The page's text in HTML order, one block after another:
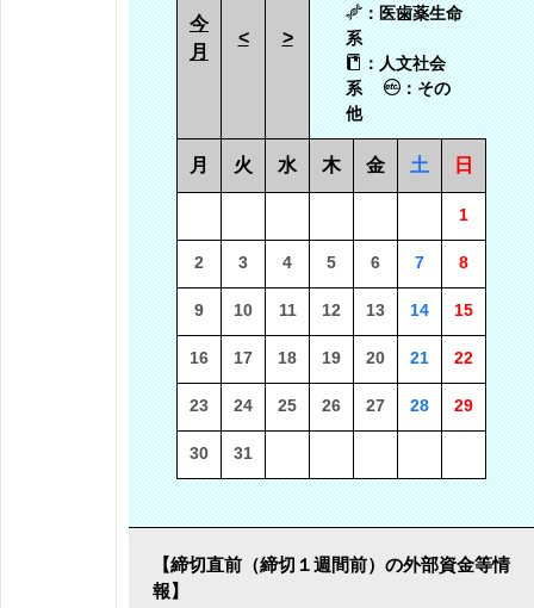
今
月
< >
：医歯薬生命
系
：人文社会
系
：その
他
月 火 水 木 金 土 日
1
2 3 4 5 6 7 8
9 10 11 12 13 14 15
16 17 18 19 20 21 22
23 24 25 26 27 28 29
30 31
【締切直前（締切１週間前）の外部資金等情
報】